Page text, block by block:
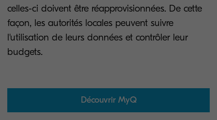
celles-ci doivent être réapprovisionnées. De cette
façon, les autorités locales peuvent suivre
l'utilisation de leurs données et contrôler leur
budgets.
Découvrir MyQ